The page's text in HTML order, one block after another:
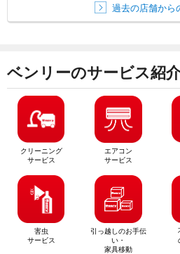
過去の店舗から
ベンリーのサービス紹
クリーニング
サービス
エアコン
サービス
害虫
サービス
引っ越しのお手伝
い・
家具移動